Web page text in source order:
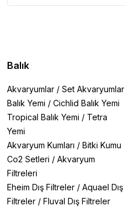
Balık
Akvaryumlar / Set Akvaryumlar
Balık Yemi / Cichlid Balık Yemi
Tropical Balık Yemi / Tetra
Yemi
Akvaryum Kumları / Bitki Kumu
Co2 Setleri / Akvaryum
Filtreleri
Eheim Dış Filtreler / Aquael Dış
Filtreler / Fluval Dış Filtreler